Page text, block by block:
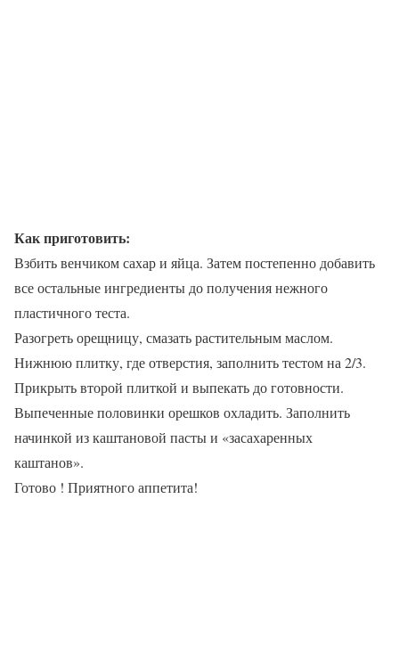
Как приготовить:
Взбить венчиком сахар и яйца. Затем постепенно добавить
все остальные ингредиенты до получения нежного
пластичного теста.
Разогреть орещницу, смазать растительным маслом.
Нижнюю плитку, где отверстия, заполнить тестом на 2/3.
Прикрыть второй плиткой и выпекать до готовности.
Выпеченные половинки орешков охладить. Заполнить
начинкой из каштановой пасты и «засахаренных
каштанов».
Готово ! Приятного аппетита!